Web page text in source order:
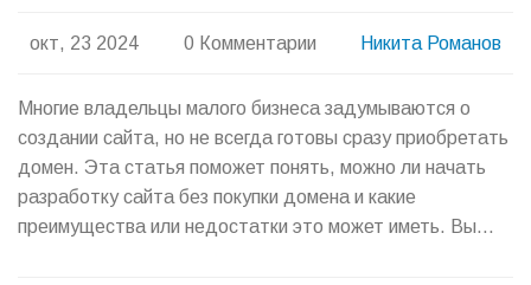
окт, 23 2024 0 Комментарии Никита Романов
Многие владельцы малого бизнеса задумываются о
создании сайта, но не всегда готовы сразу приобретать
домен. Эта статья поможет понять, можно ли начать
разработку сайта без покупки домена и какие
преимущества или недостатки это может иметь. Вы